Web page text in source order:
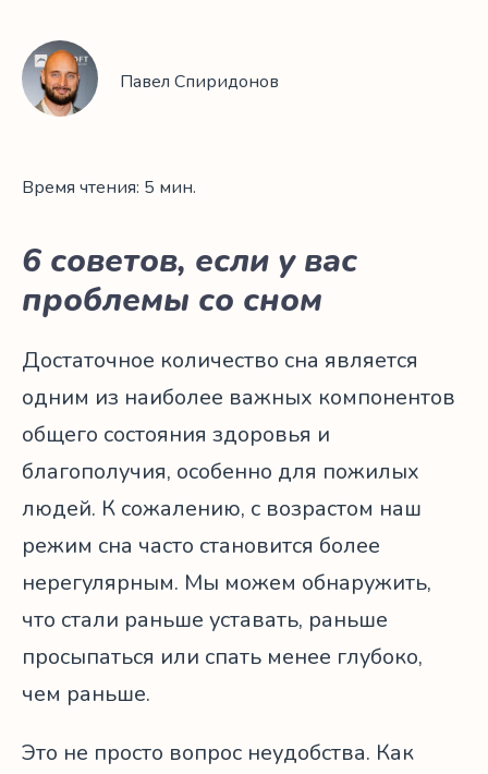
Павел Спиридонов
Время чтения: 5 мин.
6 советов, если у вас
проблемы со сном
Достаточное количество сна является
одним из наиболее важных компонентов
общего состояния здоровья и
благополучия, особенно для пожилых
людей. К сожалению, с возрастом наш
режим сна часто становится более
нерегулярным. Мы можем обнаружить,
что стали раньше уставать, раньше
просыпаться или спать менее глубоко,
чем раньше.
Это не просто вопрос неудобства. Как